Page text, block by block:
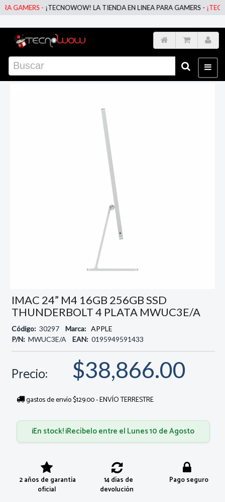
-¡TECNOWOW! LA TIENDA EN LINEA PARA GAMERS -
IMAC 24” M4 16GB 256GB SSD
THUNDERBOLT 4 PLATA MWUC3E/A
Código: 30297 Marca: APPLE
P/N: MWUC3E/A EAN: 0195949591433
Precio: $38,866.00
gastos de envío $129.00 - ENVÍO TERRESTRE
¡En stock! ¡Recíbelo entre el Lunes 10 de Agosto
2 años de garantía
oficial
14 días de
devolución
Pago seguro